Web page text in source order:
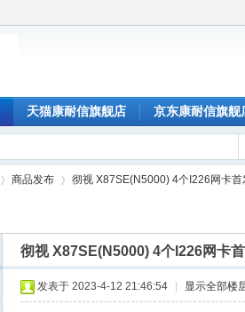
天猫康耐信旗舰店 京东康耐信旗舰
商品发布
›
彻视 X87SE(N5000) 4个I226网卡
彻视 X87SE(N5000) 4个I226网卡
发表于 2023-4-12 21:46:54 显示全部楼